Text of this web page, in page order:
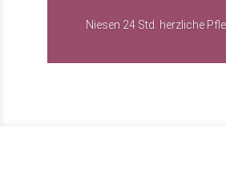
Niesen 24 Std. herzliche